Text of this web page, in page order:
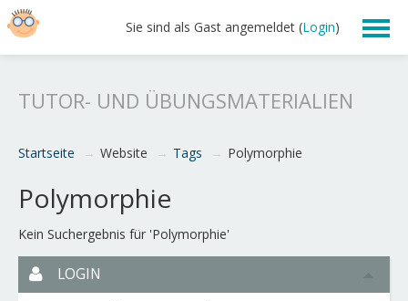
Sie sind als Gast angemeldet (Login)
TUTOR- UND ÜBUNGSMATERIALIEN
Startseite → Website → Tags → Polymorphie
Polymorphie
Kein Suchergebnis für 'Polymorphie'
LOGIN